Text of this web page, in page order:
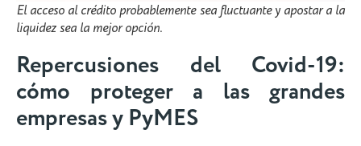
El acceso al crédito probablemente sea fluctuante y apostar a la
liquidez sea la mejor opción.
Repercusiones del Covid-19:
cómo proteger a las grandes
empresas y PyMES